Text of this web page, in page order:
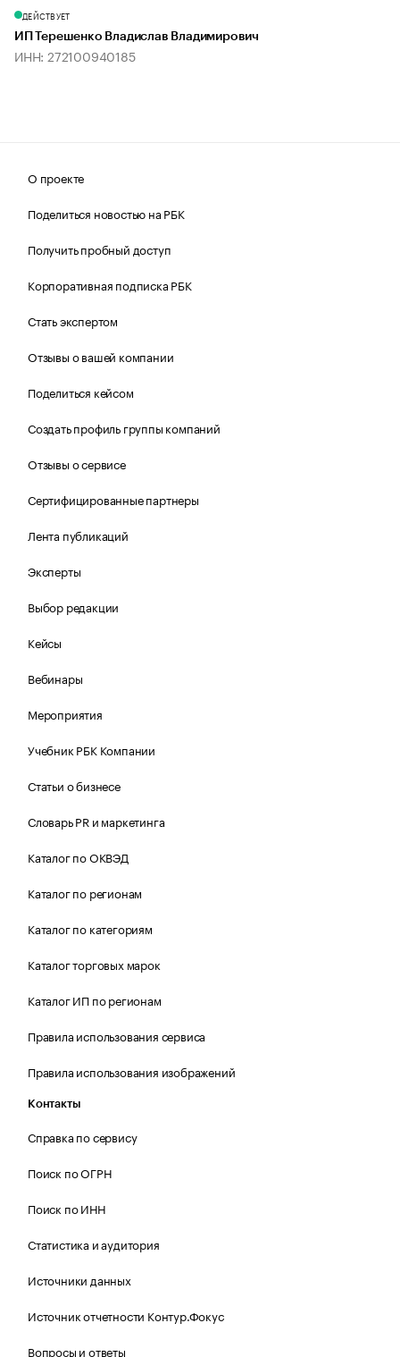
ДЕЙСТВУЕТ
ИП Терешенко Владислав Владимирович
ИНН: 272100940185
О проекте
Поделиться новостью на РБК
Получить пробный доступ
Корпоративная подписка РБК
Стать экспертом
Отзывы о вашей компании
Поделиться кейсом
Создать профиль группы компаний
Отзывы о сервисе
Сертифицированные партнеры
Лента публикаций
Эксперты
Выбор редакции
Кейсы
Вебинары
Мероприятия
Учебник РБК Компании
Статьи о бизнесе
Словарь PR и маркетинга
Каталог по ОКВЭД
Каталог по регионам
Каталог по категориям
Каталог торговых марок
Каталог ИП по регионам
Правила использования сервиса
Правила использования изображений
Контакты
Справка по сервису
Поиск по ОГРН
Поиск по ИНН
Статистика и аудитория
Источники данных
Источник отчетности Контур.Фокус
Вопросы и ответы